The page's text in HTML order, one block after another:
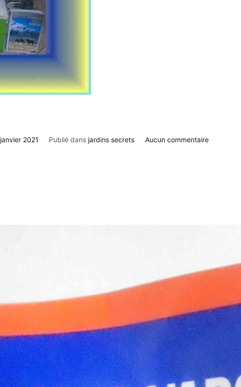
2021 Publié dans jardins secrets Aucun commentairesur